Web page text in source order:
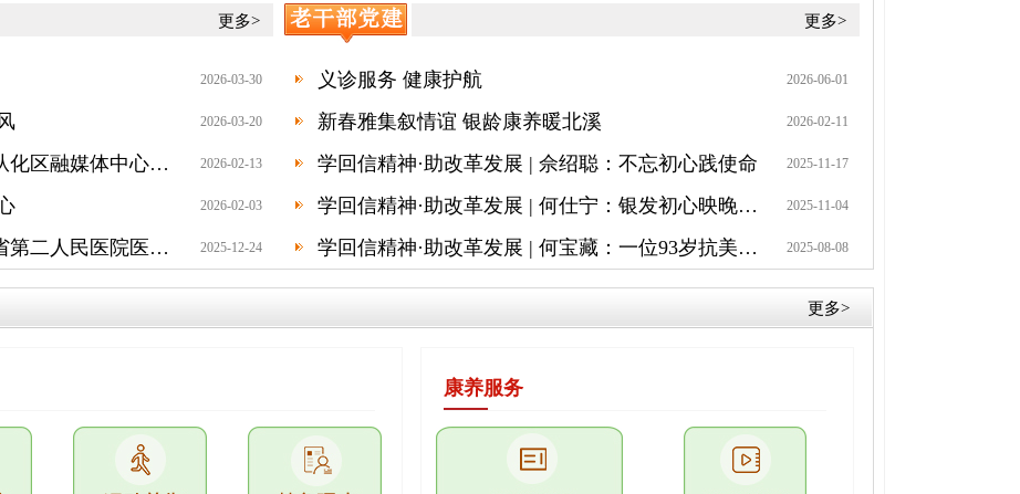
更多>
2026-03-30
2026-03-20
事务中心宣传教育科党支部与从化区融媒体中心广电公司党支部签订党建共建协议 2026-02-13
2026-02-03
事务中心医院管理科党支部与省第二人民医院医务部党支部开展联学共建活动 2025-12-24
更多>
义诊服务 健康护航 2026-06-01
新春雅集叙情谊 银龄康养暖北溪 2026-02-11
学回信精神·助改革发展 | 佘绍聪：不忘初心践使命 2025-11-17
学回信精神·助改革发展 | 何仕宁：银发初心映晚晴 志愿服务暖人心 2025-11-04
学回信精神·助改革发展 | 何宝藏：一位93岁抗美援朝炮兵的烽火往事 2025-08-08
更多>
康养服务